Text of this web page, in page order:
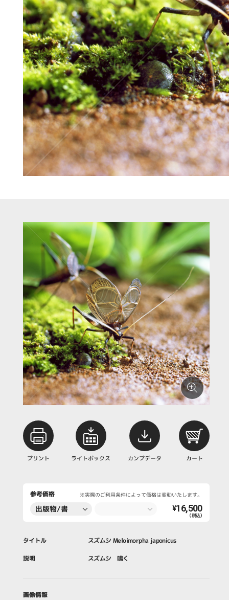
プリント ライトボックス カンプデータ カート
参考価格 ※実際のご利用条件によって価格は変動いたします。
出版物/書
¥16,500
（税込）
タイトル スズムシ Meloimorpha japonicus
説明 スズムシ 鳴く
画像情報